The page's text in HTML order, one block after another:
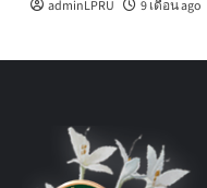
adminLPRU 9 เดือน ago